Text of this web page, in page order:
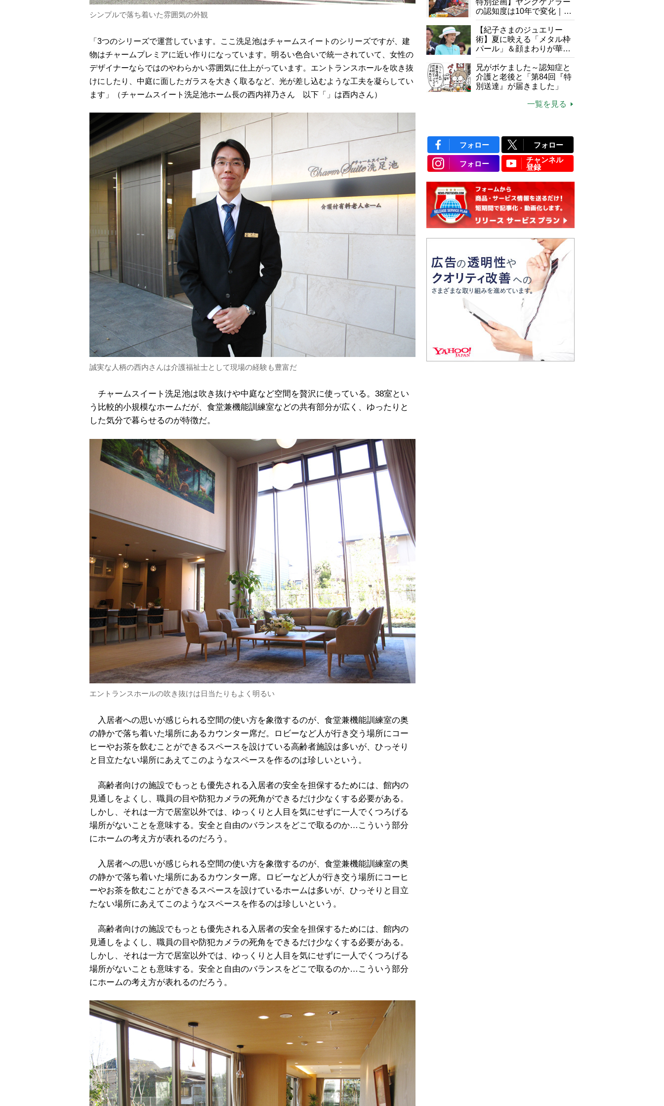
シンプルで落ち着いた雰囲気の外観
「3つのシリーズで運営しています。ここ洗足池はチャームスイートのシリーズですが、建
物はチャームプレミアに近い作りになっています。明るい色合いで統一されていて、女性の
デザイナーならではのやわらかい雰囲気に仕上がっています。エントランスホールを吹き抜
けにしたり、中庭に面したガラスを大きく取るなど、光が差し込むような工夫を凝らしてい
ます」（チャームスイート洗足池ホーム長の西内祥乃さん 以下「」は西内さん）
誠実な人柄の西内さんは介護福祉士として現場の経験も豊富だ
チャームスイート洗足池は吹き抜けや中庭など空間を贅沢に使っている。38室とい
う比較的小規模なホームだが、食堂兼機能訓練室などの共有部分が広く、ゆったりと
した気分で暮らせるのが特徴だ。
エントランスホールの吹き抜けは日当たりもよく明るい
入居者への思いが感じられる空間の使い方を象徴するのが、食堂兼機能訓練室の奥
の静かで落ち着いた場所にあるカウンター席だ。ロビーなど人が行き交う場所にコー
ヒーやお茶を飲むことができるスペースを設けている高齢者施設は多いが、ひっそり
と目立たない場所にあえてこのようなスペースを作るのは珍しいという。
高齢者向けの施設でもっとも優先される入居者の安全を担保するためには、館内の
見通しをよくし、職員の目や防犯カメラの死角ができるだけ少なくする必要がある。
しかし、それは一方で居室以外では、ゆっくりと人目を気にせずに一人でくつろげる
場所がないことを意味する。安全と自由のバランスをどこで取るのか…こういう部分
にホームの考え方が表れるのだろう。
入居者への思いが感じられる空間の使い方を象徴するのが、食堂兼機能訓練室の奥
の静かで落ち着いた場所にあるカウンター席。ロビーなど人が行き交う場所にコーヒ
ーやお茶を飲むことができるスペースを設けているホームは多いが、ひっそりと目立
たない場所にあえてこのようなスペースを作るのは珍しいという。
高齢者向けの施設でもっとも優先される入居者の安全を担保するためには、館内の
見通しをよくし、職員の目や防犯カメラの死角をできるだけ少なくする必要がある。
しかし、それは一方で居室以外では、ゆっくりと人目を気にせずに一人でくつろげる
場所がないことも意味する。安全と自由のバランスをどこで取るのか…こういう部分
にホームの考え方が表れるのだろう。
特別企画】ヤングケアラー
の認知度は10年で変化｜流
行語大賞にノミネート、法
律にも明記されたが果たし
て現在は？
【紀子さまのジュエリー
術】夏に映える「メタル枠
パール」＆顔まわりが華や
ぐ「揺れる一粒」の使い分
け方
兄がボケました～認知症と
介護と老後と「第84回『特
別送達』が届きました」
一覧を見る
フォロー フォロー
フォロー
チャンネル
登録